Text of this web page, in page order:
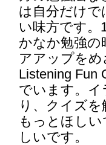
は自分だけ
い味方です。
かなか勉強
アアップを
Listening Fun
でいます。
り、クイズ
もっとほし
しいです。